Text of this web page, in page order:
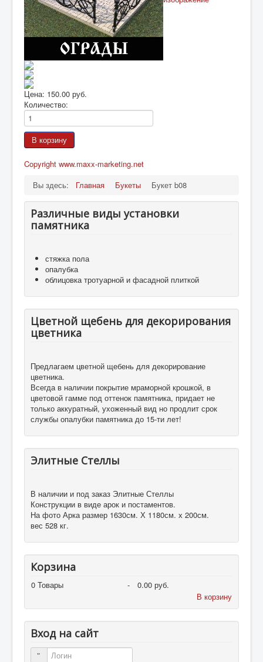
Подготовка памятника
МЕМОРИАЛЫ
Цена: 150.00 руб.
Количество:
Copyright www.maxx-marketing.net
Вы здесь:
Главная Букеты Букет b08
Различные виды установки
памятника
стяжка пола
опалубка
облицовка тротуарной и фасадной плиткой
Цветной щебень для декорирования
цветника
Предлагаем цветной щебень для декорирование
цветника.
Всегда в наличии покрытие мраморной крошкой, в
цветовой гамме под оттенок памятника, придает не
только аккуратный, ухоженный вид но продлит срок
службы опалубки памятника до 15-ти лет!
Элитные Стеллы
В наличии и под заказ Элитные Стеллы
Конструкции в виде арок и постаментов.
На фото Арка размер 1630см. Х 1180см. х 200см.
вес 528 кг.
Корзина
0 Товары -
0.00 руб.
В корзину
Вход на сайт
Логин